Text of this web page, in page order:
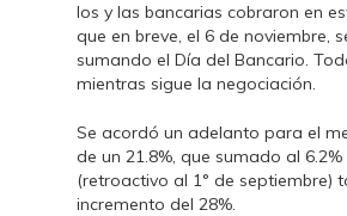
los y las bancarias cobraron en
que en breve, el 6 de noviembre,
sumando el Día del Bancario.
mientras sigue la negociación.
Se acordó un adelanto para el
de un 21.8%, que sumado al
(retroactivo al 1° de septiembre)
incremento del 28%.